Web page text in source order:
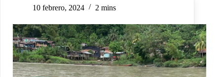
10 febrero, 2024 2 mins